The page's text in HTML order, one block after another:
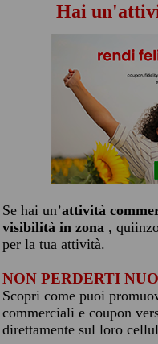
Hai
Se hai un’attività
visibilità in zona ,
per la tua attività.
NON PERDERTI
Scopri come puoi
commerciali e coupon
direttamente sul loro